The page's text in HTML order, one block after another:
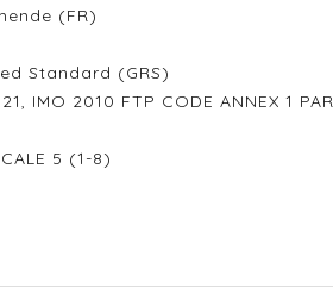
(FR)
Standard (GRS)
IMO 2010 FTP CODE ANNEX 1
5 (1-8)